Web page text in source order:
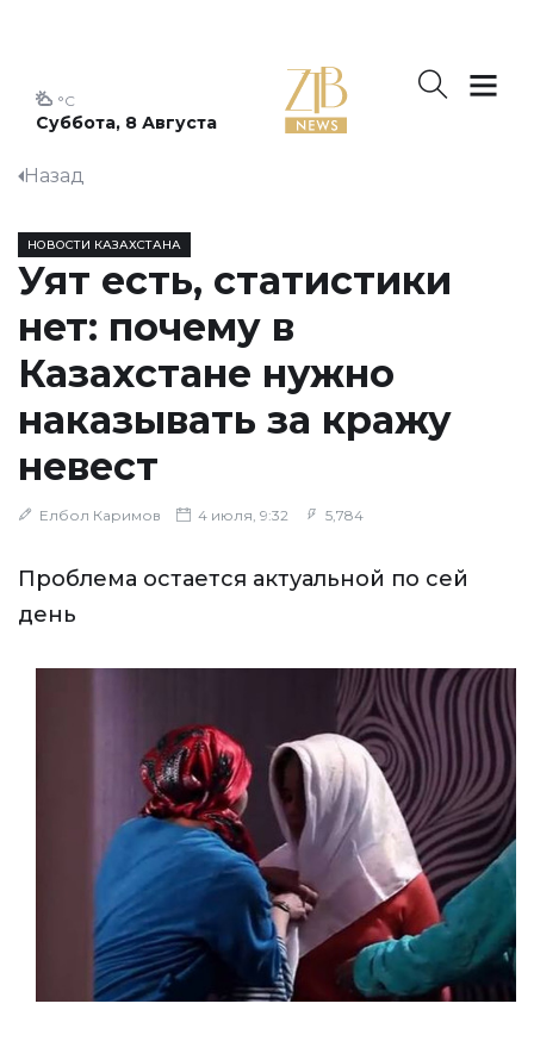
Суббота, 8 Августа
°C
Назад
НОВОСТИ КАЗАХСТАНА
Уят есть, статистики
нет: почему в
Казахстане нужно
наказывать за кражу
невест
Елбол Каримов 4 июля, 9:32 5,784
Проблема остается актуальной по сей
день